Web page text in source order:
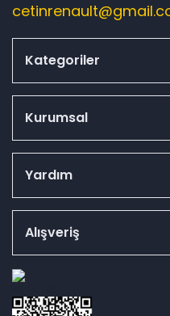
Kategoriler
Kurumsal
Yardım
Alışveriş